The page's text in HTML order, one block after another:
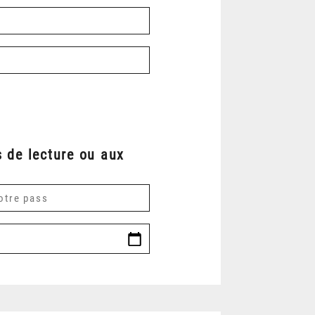
de lecture ou aux